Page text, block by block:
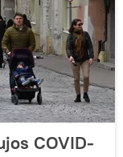
COVID-